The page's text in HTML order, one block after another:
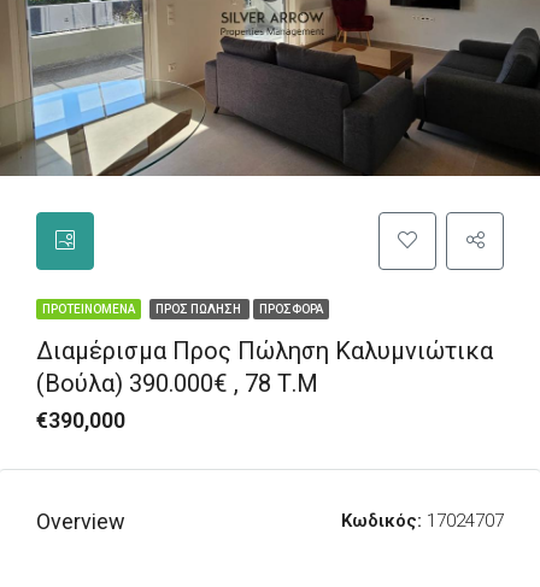
ΠΡΟΤΕΙΝΌΜΕΝΑ ΠΡΟΣ ΠΏΛΗΣΗ ΠΡΟΣΦΟΡΆ
Διαμέρισμα Προς Πώληση Καλυμνιώτικα
(Βούλα) 390.000€ , 78 Τ.Μ
€390,000
Overview Κωδικός: 17024707